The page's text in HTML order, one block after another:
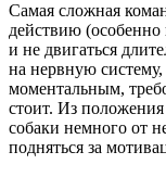
Самая сложная
действию
и не двигаться
на нервную
моментальным,
стоит. Из
собаки немного от
подняться за